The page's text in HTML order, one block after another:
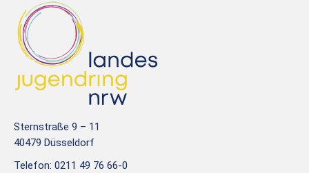
Sternstraße 9 – 11
40479 Düsseldorf
Telefon: 0211 49 76 66-0